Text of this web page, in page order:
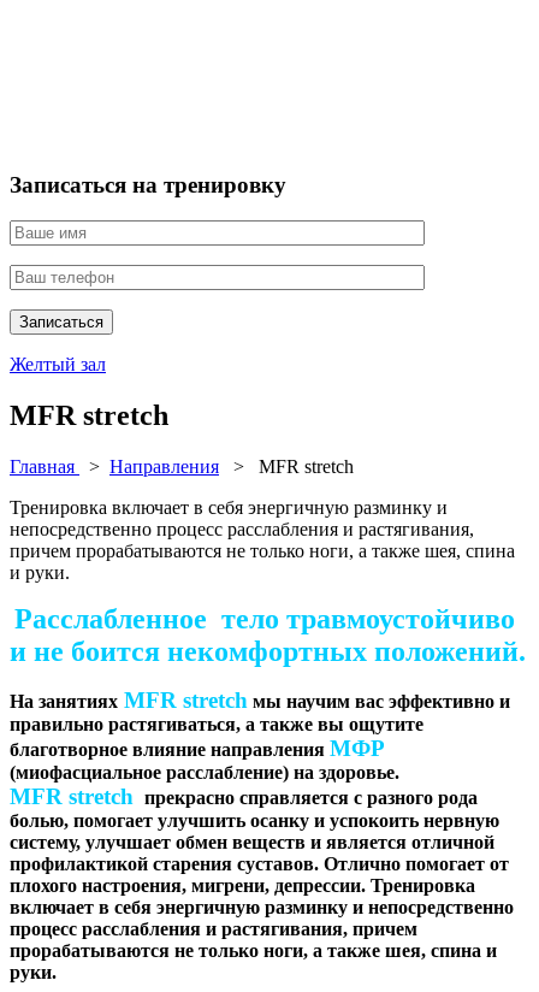
Записаться на тренировку
Записаться
Желтый зал
MFR stretch
Главная > Направления > MFR stretch
Тренировка включает в себя энергичную разминку и
непосредственно процесс расслабления и растягивания,
причем прорабатываются не только ноги, а также шея, спина
и руки.
Расслабленное тело травмоустойчиво
и не боится некомфортных положений.
На занятиях MFR stretch мы научим вас эффективно и
правильно растягиваться, а также вы ощутите
благотворное влияние направления МФР
(миофасциальное расслабление) на здоровье.
MFR stretch прекрасно справляется с разного рода
болью, помогает улучшить осанку и успокоить нервную
систему, улучшает обмен веществ и является отличной
профилактикой старения суставов. Отлично помогает от
плохого настроения, мигрени, депрессии. Тренировка
включает в себя энергичную разминку и непосредственно
процесс расслабления и растягивания, причем
прорабатываются не только ноги, а также шея, спина и
руки.